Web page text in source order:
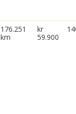
176.251
km
kr
59.900